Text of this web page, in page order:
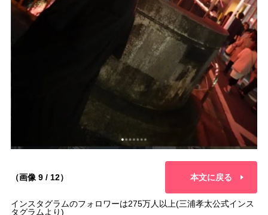
（画像 9 / 12） 本文に戻る
インスタグラムのフォロワーは275万人以上(三浦孝太公式インス
タグラムより)